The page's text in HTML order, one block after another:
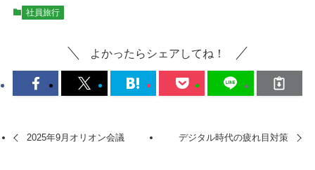
社員旅行
よかったらシェアしてね！
2025年9月オリオン会議 デジタル時代の疲れ目対策